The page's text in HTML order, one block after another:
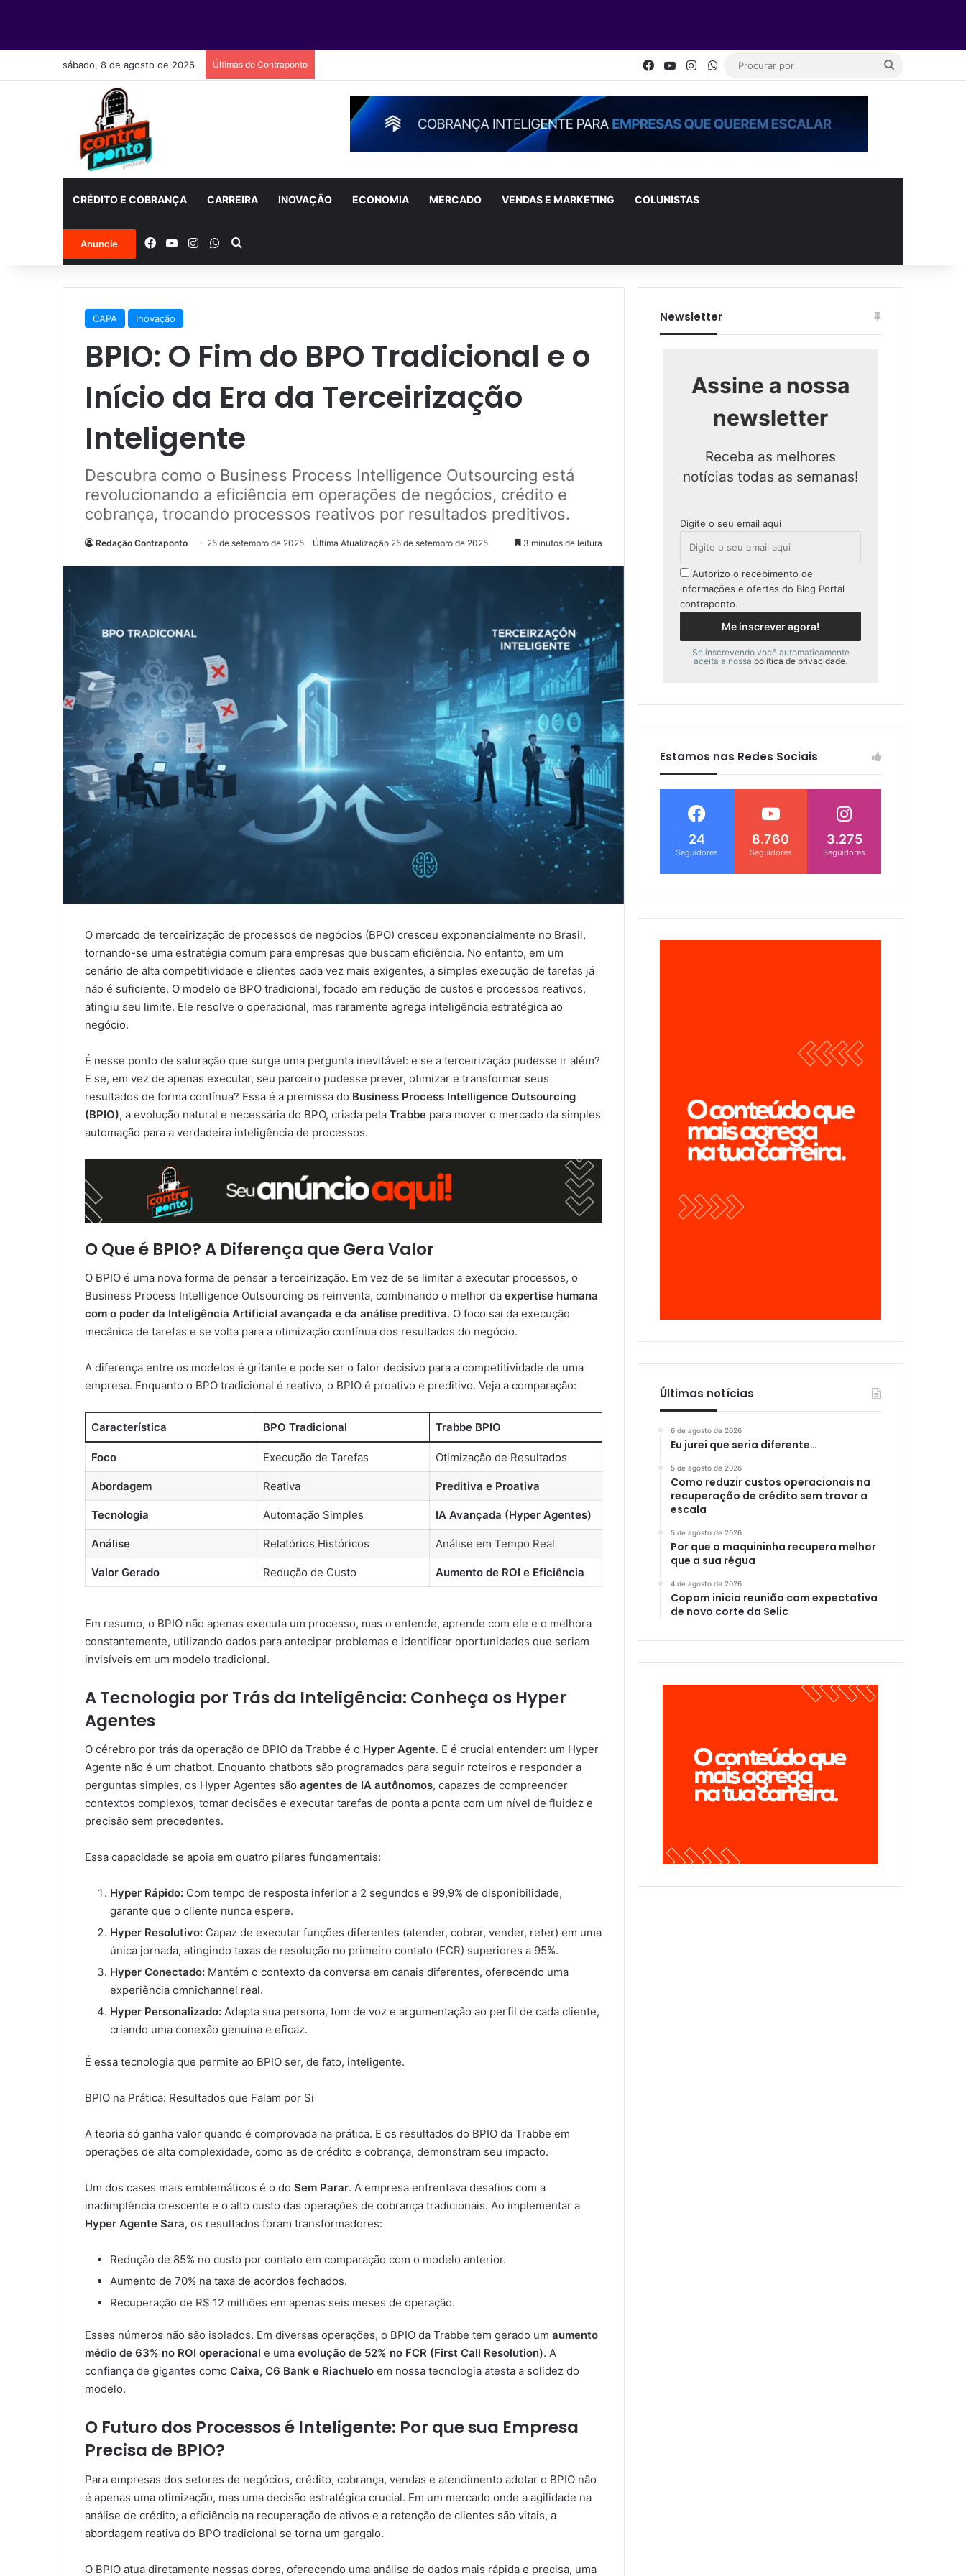
sábado, 8 de agosto de 2026 Últimas do Contraponto Facebook
YouTubeInstagramWhatsApp
CRÉDITO E COBRANÇA CARREIRA INOVAÇÃO ECONOMIA MERCADO VENDAS E MARKETING COLUNISTAS
Anuncie Facebook
YouTubeInstagramWhatsApp
Procurar por
CAPA Inovação
BPIO: O Fim do BPO Tradicional e o
Início da Era da Terceirização
Inteligente
Descubra como o Business Process Intelligence Outsourcing está
revolucionando a eficiência em operações de negócios, crédito e
cobrança, trocando processos reativos por resultados preditivos.
Redação Contraponto 25 de setembro de 2025 Última Atualização 25 de setembro de 2025 3 minutos de leitura
O mercado de terceirização de processos de negócios (BPO) cresceu exponencialmente no Brasil,
tornando-se uma estratégia comum para empresas que buscam eficiência. No entanto, em um
cenário de alta competitividade e clientes cada vez mais exigentes, a simples execução de tarefas já
não é suficiente. O modelo de BPO tradicional, focado em redução de custos e processos reativos,
atingiu seu limite. Ele resolve o operacional, mas raramente agrega inteligência estratégica ao
negócio.
É nesse ponto de saturação que surge uma pergunta inevitável: e se a terceirização pudesse ir além?
E se, em vez de apenas executar, seu parceiro pudesse prever, otimizar e transformar seus
resultados de forma contínua? Essa é a premissa do Business Process Intelligence Outsourcing
(BPIO), a evolução natural e necessária do BPO, criada pela Trabbe para mover o mercado da simples
automação para a verdadeira inteligência de processos.
O Que é BPIO? A Diferença que Gera Valor
O BPIO é uma nova forma de pensar a terceirização. Em vez de se limitar a executar processos, o
Business Process Intelligence Outsourcing os reinventa, combinando o melhor da expertise humana
com o poder da Inteligência Artificial avançada e da análise preditiva. O foco sai da execução
mecânica de tarefas e se volta para a otimização contínua dos resultados do negócio.
A diferença entre os modelos é gritante e pode ser o fator decisivo para a competitividade de uma
empresa. Enquanto o BPO tradicional é reativo, o BPIO é proativo e preditivo. Veja a comparação:
Característica BPO Tradicional Trabbe BPIO
Foco Execução de Tarefas Otimização de Resultados
Abordagem Reativa Preditiva e Proativa
Tecnologia Automação Simples IA Avançada (Hyper Agentes)
Análise Relatórios Históricos Análise em Tempo Real
Valor Gerado Redução de Custo Aumento de ROI e Eficiência
Em resumo, o BPIO não apenas executa um processo, mas o entende, aprende com ele e o melhora
constantemente, utilizando dados para antecipar problemas e identificar oportunidades que seriam
invisíveis em um modelo tradicional.
A Tecnologia por Trás da Inteligência: Conheça os Hyper
Agentes
O cérebro por trás da operação de BPIO da Trabbe é o Hyper Agente. E é crucial entender: um Hyper
Agente não é um chatbot. Enquanto chatbots são programados para seguir roteiros e responder a
perguntas simples, os Hyper Agentes são agentes de IA autônomos, capazes de compreender
contextos complexos, tomar decisões e executar tarefas de ponta a ponta com um nível de fluidez e
precisão sem precedentes.
Essa capacidade se apoia em quatro pilares fundamentais:
Hyper Rápido: Com tempo de resposta inferior a 2 segundos e 99,9% de disponibilidade,
garante que o cliente nunca espere.
Hyper Resolutivo: Capaz de executar funções diferentes (atender, cobrar, vender, reter) em uma
única jornada, atingindo taxas de resolução no primeiro contato (FCR) superiores a 95%.
Hyper Conectado: Mantém o contexto da conversa em canais diferentes, oferecendo uma
experiência omnichannel real.
Hyper Personalizado: Adapta sua persona, tom de voz e argumentação ao perfil de cada cliente,
criando uma conexão genuína e eficaz.
É essa tecnologia que permite ao BPIO ser, de fato, inteligente.
BPIO na Prática: Resultados que Falam por Si
A teoria só ganha valor quando é comprovada na prática. E os resultados do BPIO da Trabbe em
operações de alta complexidade, como as de crédito e cobrança, demonstram seu impacto.
Um dos cases mais emblemáticos é o do Sem Parar. A empresa enfrentava desafios com a
inadimplência crescente e o alto custo das operações de cobrança tradicionais. Ao implementar a
Hyper Agente Sara, os resultados foram transformadores:
Redução de 85% no custo por contato em comparação com o modelo anterior.
Aumento de 70% na taxa de acordos fechados.
Recuperação de R$ 12 milhões em apenas seis meses de operação.
Esses números não são isolados. Em diversas operações, o BPIO da Trabbe tem gerado um aumento
médio de 63% no ROI operacional e uma evolução de 52% no FCR (First Call Resolution). A
confiança de gigantes como Caixa, C6 Bank e Riachuelo em nossa tecnologia atesta a solidez do
modelo.
O Futuro dos Processos é Inteligente: Por que sua Empresa
Precisa de BPIO?
Para empresas dos setores de negócios, crédito, cobrança, vendas e atendimento adotar o BPIO não
é apenas uma otimização, mas uma decisão estratégica crucial. Em um mercado onde a agilidade na
análise de crédito, a eficiência na recuperação de ativos e a retenção de clientes são vitais, a
abordagem reativa do BPO tradicional se torna um gargalo.
O BPIO atua diretamente nessas dores, oferecendo uma análise de dados mais rápida e precisa, uma
Newsletter
Assine a nossa
newsletter
Receba as melhores
notícias todas as semanas!
Digite o seu email aqui
Autorizo o recebimento de
informações e ofertas do Blog Portal
contraponto.
Se inscrevendo você automaticamente
aceita a nossa política de privacidade.
Estamos nas Redes Sociais
24
Seguidores
8.760
Seguidores
3.275
Seguidores
Últimas notícias
6 de agosto de 2026
Eu jurei que seria diferente…
5 de agosto de 2026
Como reduzir custos operacionais na
recuperação de crédito sem travar a
escala
5 de agosto de 2026
Por que a maquininha recupera melhor
que a sua régua
4 de agosto de 2026
Copom inicia reunião com expectativa
de novo corte da Selic